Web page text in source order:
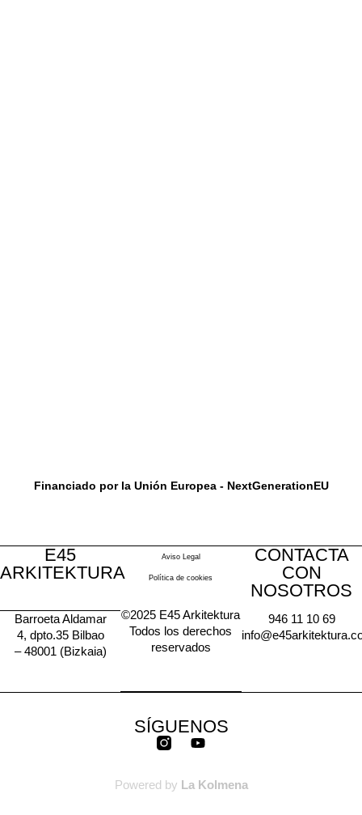
Financiado por la Unión Europea - NextGenerationEU
E45
ARKITEKTURA
Barroeta Aldamar
4, dpto.35 Bilbao
– 48001 (Bizkaia)
Aviso Legal
Política de cookies
©2025 E45 Arkitektura
Todos los derechos
reservados
CONTACTA
CON
NOSOTROS
946 11 10 69
SÍGUENOS
Y
t
Powered by La Kolmena